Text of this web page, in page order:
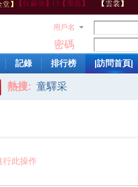
用戶名
密碼
記錄 排行榜 |訪問首頁|
熱搜: 童驛采
行此操作